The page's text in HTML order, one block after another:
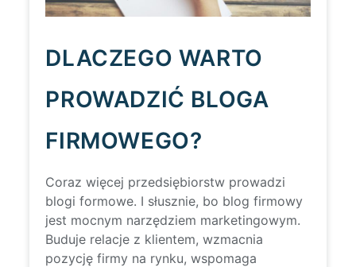
DLACZEGO WARTO
PROWADZIĆ BLOGA
FIRMOWEGO?
Coraz więcej przedsiębiorstw prowadzi
blogi formowe. I słusznie, bo blog firmowy
jest mocnym narzędziem marketingowym.
Buduje relacje z klientem, wzmacnia
pozycję firmy na rynku, wspomaga